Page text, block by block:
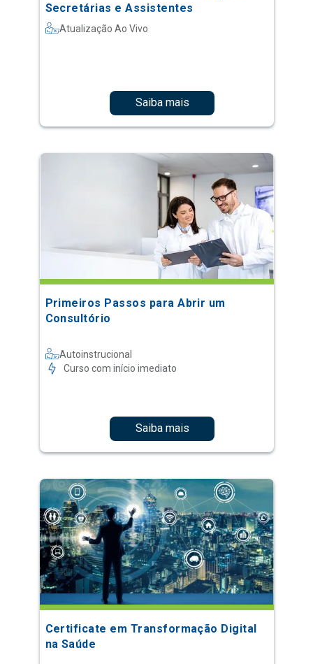
Secretárias e Assistentes
Atualização Ao Vivo
Saiba mais
Primeiros Passos para Abrir um
Consultório
Autoinstrucional
Curso com início imediato
Saiba mais
Certificate em Transformação Digital
na Saúde